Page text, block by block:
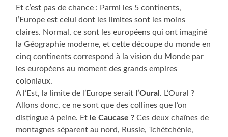
Et c’est pas de chance : Parmi les 5 continents,
l’Europe est celui dont les limites sont les moins
claires. Normal, ce sont les européens qui ont imaginé
la Géographie moderne, et cette découpe du monde en
cinq continents correspond à la vision du Monde par
les européens au moment des grands empires
coloniaux.
A l’Est, la limite de l’Europe serait l’Oural. L’Oural ?
Allons donc, ce ne sont que des collines que l’on
distingue à peine. Et le Caucase ? Ces deux chaînes de
montagnes séparent au nord, Russie, Tchétchénie,